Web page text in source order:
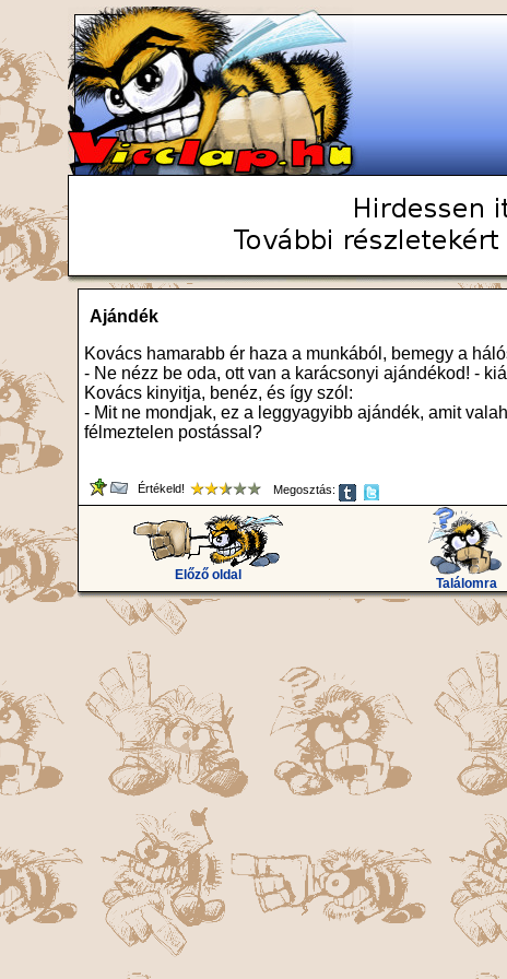
Ajándék
Kovács hamarabb ér haza a munkából, bemegy a
- Ne nézz be oda, ott van a karácsonyi ajándékod! -
Kovács kinyitja, benéz, és így szól:
- Mit ne mondjak, ez a leggyagyibb ajándék, amit
félmeztelen postással?
Értékeld! Megosztás:
Előző oldal
Találomra